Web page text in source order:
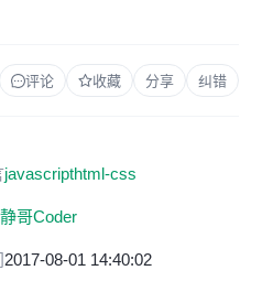
评论 收藏 分享 纠错
javascripthtml-css
静哥Coder
2017-08-01 14:40:02